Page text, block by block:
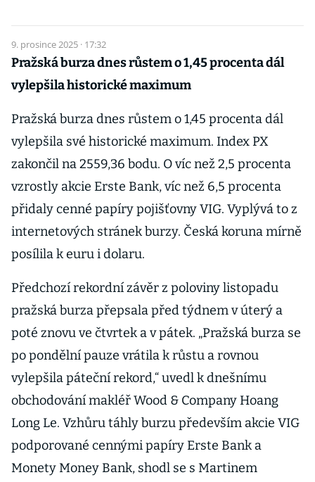
9. prosince 2025 · 17:32
Pražská burza dnes růstem o 1,45 procenta dál
vylepšila historické maximum
Pražská burza dnes růstem o 1,45 procenta dál
vylepšila své historické maximum. Index PX
zakončil na 2559,36 bodu. O víc než 2,5 procenta
vzrostly akcie Erste Bank, víc než 6,5 procenta
přidaly cenné papíry pojišťovny VIG. Vyplývá to z
internetových stránek burzy. Česká koruna mírně
posílila k euru i dolaru.
Předchozí rekordní závěr z poloviny listopadu
pražská burza přepsala před týdnem v úterý a
poté znovu ve čtvrtek a v pátek. „Pražská burza se
po pondělní pauze vrátila k růstu a rovnou
vylepšila páteční rekord,“ uvedl k dnešnímu
obchodování makléř Wood & Company Hoang
Long Le. Vzhůru táhly burzu především akcie VIG
podporované cennými papíry Erste Bank a
Monety Money Bank, shodl se s Martinem